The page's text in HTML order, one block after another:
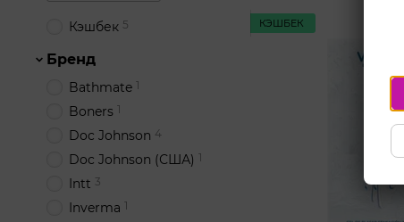
КЭШБЕК
Кэшбек 5
Бренд
Bathmate 1
Boners 1
Doc Johnson 4
Doc Johnson (США) 1
Intt 3
Inverma 1